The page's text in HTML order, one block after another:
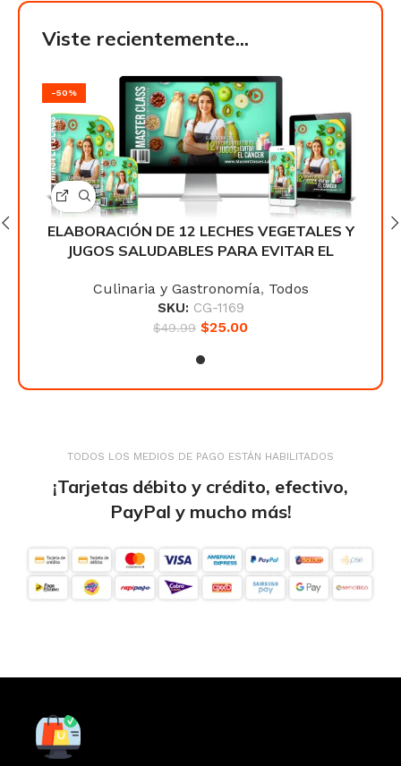
Viste recientemente...
Y
-50%
ELABORACIÓN DE 12 LECHES VEGETALES Y
JUGOS SALUDABLES PARA EVITAR EL
Culinaria y Gastronomía, Todos
SKU: CG-1169
$49.99 $25.00
TODOS LOS MEDIOS DE PAGO ESTÁN HABILITADOS
¡Tarjetas débito y crédito, efectivo,
PayPal y mucho más!